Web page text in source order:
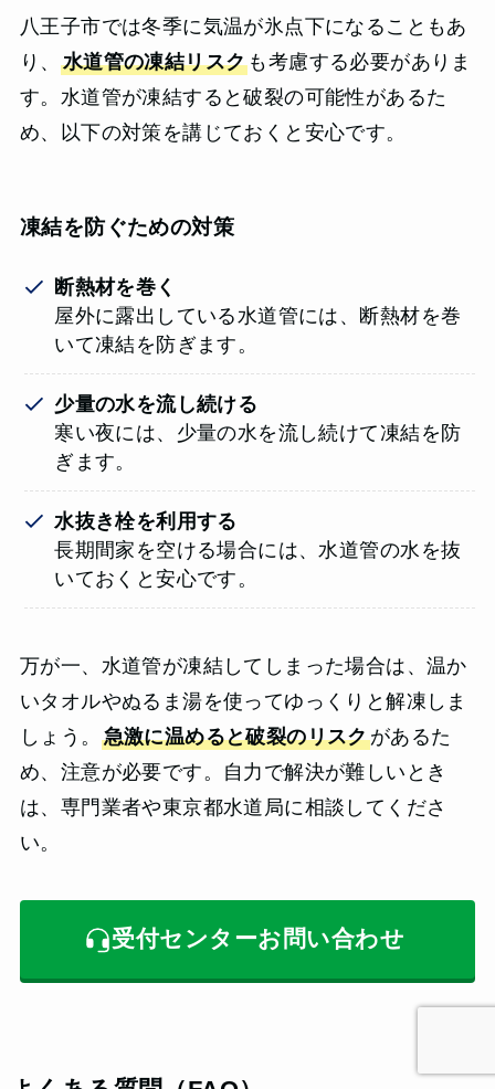
八王子市では冬季に気温が氷点下になることもあ
り、 水道管の凍結リスク も考慮する必要がありま
す。水道管が凍結すると破裂の可能性があるた
め、以下の対策を講じておくと安心です。
凍結を防ぐための対策
断熱材を巻く
屋外に露出している水道管には、断熱材を巻
いて凍結を防ぎます。
少量の水を流し続ける
寒い夜には、少量の水を流し続けて凍結を防
ぎます。
水抜き栓を利用する
長期間家を空ける場合には、水道管の水を抜
いておくと安心です。
万が一、水道管が凍結してしまった場合は、温か
いタオルやぬるま湯を使ってゆっくりと解凍しま
しょう。 急激に温めると破裂のリスクがあるた
め、注意が必要です。自力で解決が難しいとき
は、専門業者や東京都水道局に相談してくださ
い。
受付センターお問い合わせ